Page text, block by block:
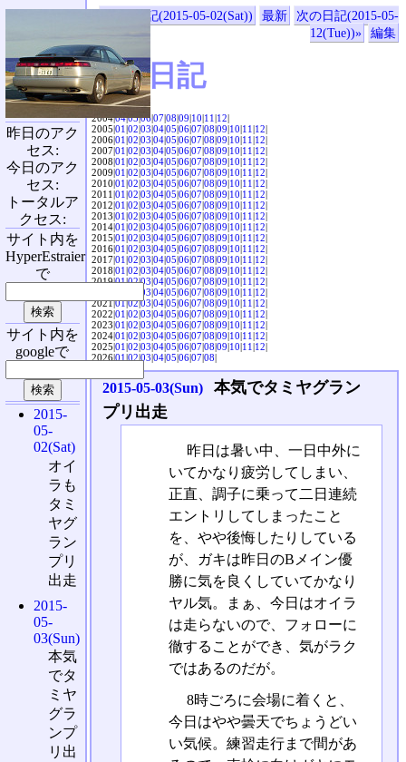
«前の日記(2015-05-02(Sat)) 最新
次の日記(2015-05-
12(Tue))»
編集
SVX日記
2004|04|05|06|07|08|09|10|11|12|
2005|01|02|03|04|05|06|07|08|09|10|11|12|
2006|01|02|03|04|05|06|07|08|09|10|11|12|
2007|01|02|03|04|05|06|07|08|09|10|11|12|
2008|01|02|03|04|05|06|07|08|09|10|11|12|
2009|01|02|03|04|05|06|07|08|09|10|11|12|
2010|01|02|03|04|05|06|07|08|09|10|11|12|
2011|01|02|03|04|05|06|07|08|09|10|11|12|
2012|01|02|03|04|05|06|07|08|09|10|11|12|
2013|01|02|03|04|05|06|07|08|09|10|11|12|
2014|01|02|03|04|05|06|07|08|09|10|11|12|
2015|01|02|03|04|05|06|07|08|09|10|11|12|
2016|01|02|03|04|05|06|07|08|09|10|11|12|
2017|01|02|03|04|05|06|07|08|09|10|11|12|
2018|01|02|03|04|05|06|07|08|09|10|11|12|
2019|01|02|03|04|05|06|07|08|09|10|11|12|
03|04|05|06|07|08|09|10|11|12|
2021|01|02|03|04|05|06|07|08|09|10|11|12|
2022|01|02|03|04|05|06|07|08|09|10|11|12|
2023|01|02|03|04|05|06|07|08|09|10|11|12|
2024|01|02|03|04|05|06|07|08|09|10|11|12|
2025|01|02|03|04|05|06|07|08|09|10|11|12|
2026|01|02|03|04|05|06|07|08|
2015-05-03(Sun)
本気でタミヤグラン
プリ出走
昨日は暑い中、一日中外に
いてかなり疲労してしまい、
正直、調子に乗って二日連続
エントリしてしまったこと
を、やや後悔したりしている
が、ガキは昨日のBメイン優
勝に気を良くしていてかなり
ヤル気。まぁ、今日はオイラ
は走らないので、フォローに
徹することができ、気がラク
ではあるのだが。
8時ごろに会場に着くと、
今日はやや曇天でちょうどい
い気候。練習走行まで間があ
昨日のアク
セス:
今日のアク
セス:
トータルア
クセス:
サイト内を
HyperEstraier
で
サイト内を
googleで
2015-
05-
02(Sat)
オイ
ラも
タミ
ヤグ
ラン
プリ
出走
2015-
05-
03(Sun)
本気
でタ
ミヤ
グラ
ンプ
リ出